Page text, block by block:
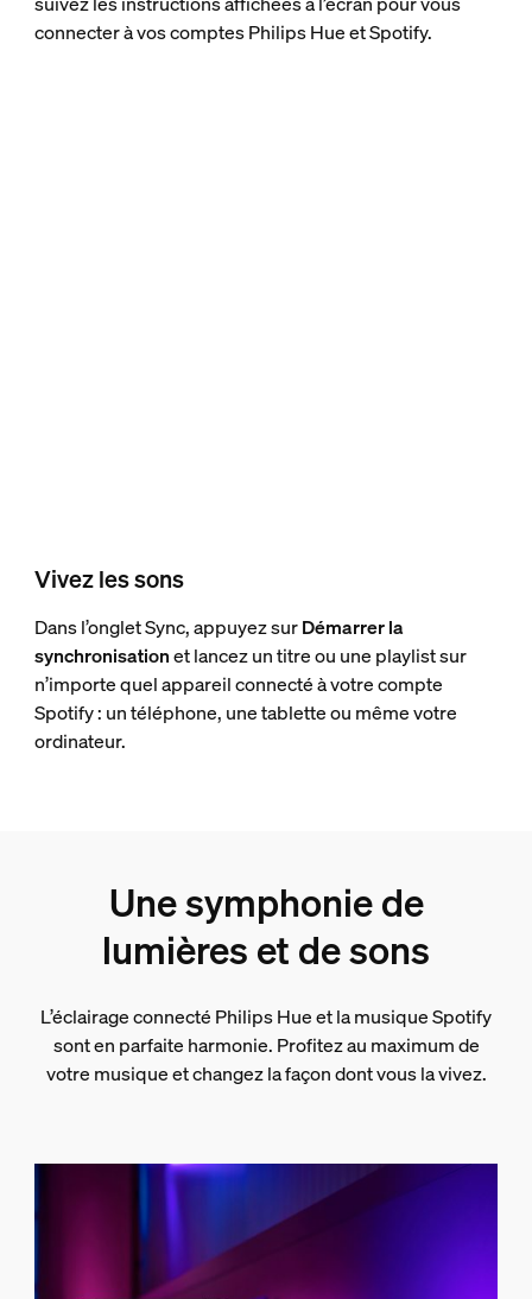
connecter à vos comptes Philips Hue et Spotify.
Vivez les sons
Dans l’onglet Sync, appuyez surDémarrer la
synchronisationet lancez un titre ou une playlist sur
n’importe quel appareil connecté à votre compte
Spotify : un téléphone, une tablette ou même votre
ordinateur.
Une symphonie de
lumières et de sons
L’éclairage connecté Philips Hue et la musique Spotify
sont en parfaite harmonie. Profitez au maximum de
votre musique et changez la façon dont vous la vivez.